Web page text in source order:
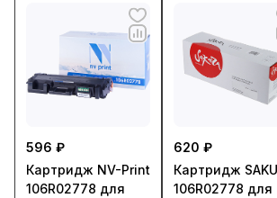
596 ₽
Картридж NV-Print
106R02778 для
620 ₽
Картридж
106R02778 для